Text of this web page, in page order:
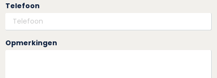
Telefoon
Opmerkingen